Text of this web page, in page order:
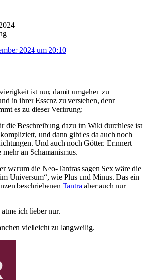
2024 um 20:10
ist nur, damit umgehen zu
in ihrer Essenz zu verstehen, denn
es zu dieser Verirrung:
die Beschreibung dazu im Wiki durchlese ist
und dann gibt es da auch noch
Und auch noch Götter. Erinnert
an Schamanismus.
warum die Neo-Tantras sagen Sex wäre die
Universum“, wie Plus und Minus. Das ein
beschriebenen Tantra aber auch nur
ich lieber nur.
vielleicht zu langweilig.